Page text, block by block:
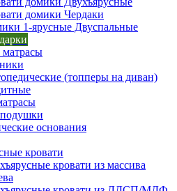
домики Чердаки
1-ярусные Двуспальные
(топперы на диван)
основания
кровати
кровати из массива